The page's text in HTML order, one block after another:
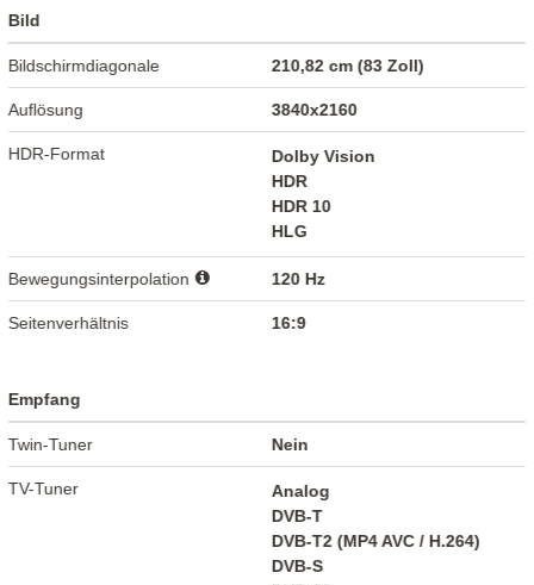
Bild
Bildschirmdiagonale 210,82 cm (83 Zoll)
Auflösung 3840x2160
HDR-Format
Dolby Vision
HDR
HDR 10
HLG
Bewegungsinterpolation 120 Hz
Seitenverhältnis 16:9
Empfang
Twin-Tuner Nein
TV-Tuner
Analog
DVB-T
DVB-T2 (MP4 AVC / H.264)
DVB-S